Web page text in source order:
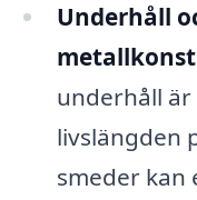
Underhåll
underhåll
livslängden
smeder kan